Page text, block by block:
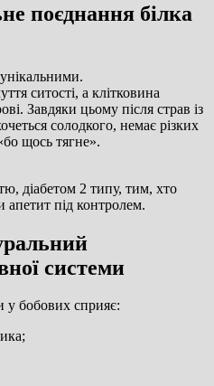
поєднання білка
ситості, а клітковина
Завдяки цьому після страв із
солодкого, немає різких
щось тягне».
діабетом 2 типу, тим, хто
апетит під контролем.
системи
у бобових сприяє: